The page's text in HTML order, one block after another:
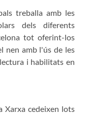
treballa amb les
dels diferents
tot oferint-los
nen amb l'ús de les
i habilitats en
Xarxa cedeixen lots